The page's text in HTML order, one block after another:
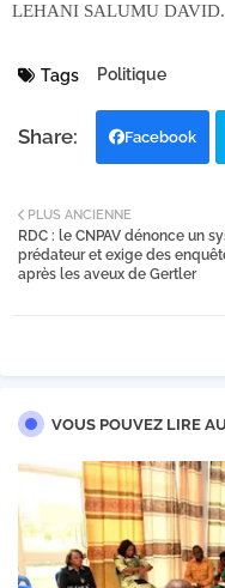
LEHANI SALUMU DAVID.
Tags Politique
Facebook
PLUS ANCIENNE
RDC : le CNPAV dénonce un
prédateur et exige des
après les aveux de Gertler
VOUS POUVEZ LIRE